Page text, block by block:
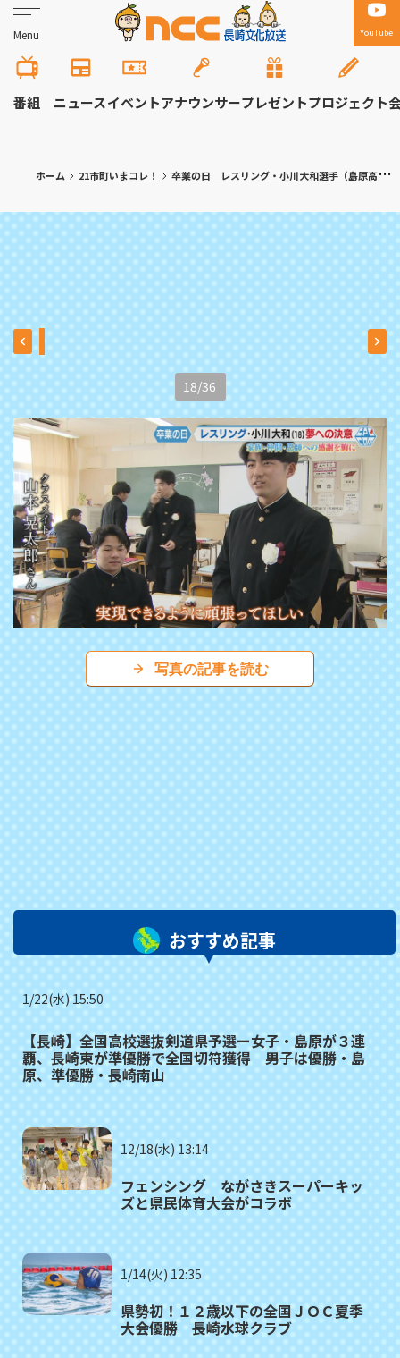
Menu YouTube
番組 ニュースイベントアナウンサープレゼントプロジェクト
ホーム 21市町いまコレ！ 卒業の日 レスリング・小川大和選手（島原高３年）の決意
18/36
写真の記事を読む
おすすめ記事
1/22(水) 15:50
【長崎】全国高校選抜剣道県予選ー女子・島原が３連
覇、長崎東が準優勝で全国切符獲得 男子は優勝・島
原、準優勝・長崎南山
12/18(水) 13:14
フェンシング ながさきスーパーキッ
ズと県民体育大会がコラボ
1/14(火) 12:35
県勢初！１２歳以下の全国ＪＯＣ夏季
大会優勝 長崎水球クラブ